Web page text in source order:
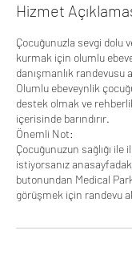
Hizmet
Çocuğunuzla sevgi dolu
kurmak için olumlu
danışmanlık randevusu
Olumlu ebeveynlik
destek olmak ve
içerisinde barındırır.
Önemli Not:
Çocuğunuzun sağlığı ile
istiyorsanız
butonundan Medical
görüşmek için randevu